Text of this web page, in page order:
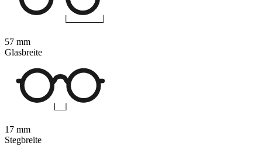
57 mm
Glasbreite
17 mm
Stegbreite